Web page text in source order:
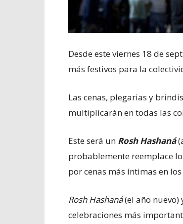
Desde este viernes 18 de
más festivos para la
Las cenas, plegarias y
multiplicarán en todas las
Este será un Rosh Hashaná
probablemente reemplace
por cenas más íntimas en
Rosh Hashaná(el año nuevo)
celebraciones más